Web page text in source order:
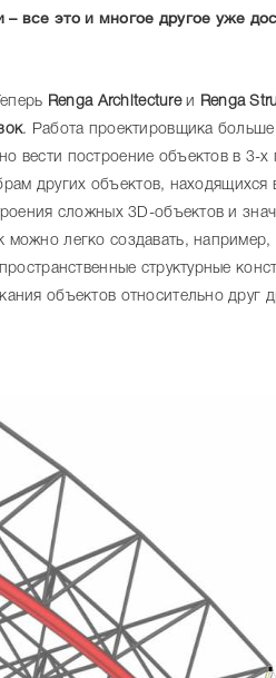
все это и многое другое уже
Renga Architectureи Renga
. Работа проектировщика
построение объектов в 3-х
других объектов, находящихся
сложных 3D-объектов и
легко создавать, например,
структурные
объектов относительно друг